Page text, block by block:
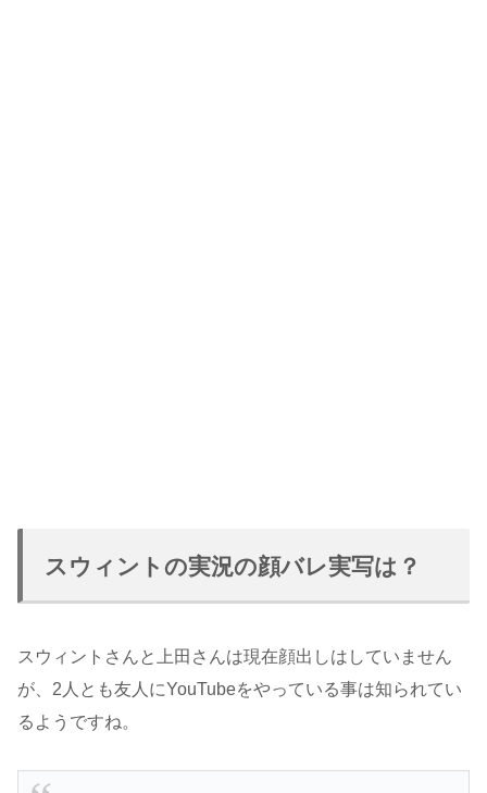
スウィントの実況の顔バレ実写は？
スウィントさんと上田さんは現在顔出しはしていません
が、2人とも友人にYouTubeをやっている事は知られてい
るようですね。